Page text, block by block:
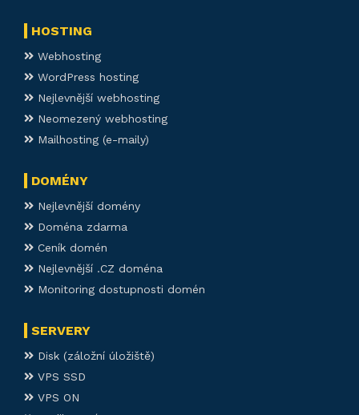
HOSTING
Webhosting
WordPress hosting
Nejlevnější webhosting
Neomezený webhosting
Mailhosting (e-maily)
DOMÉNY
Nejlevnější domény
Doména zdarma
Ceník domén
Nejlevnější .CZ doména
Monitoring dostupnosti domén
SERVERY
Disk (záložní úložiště)
VPS SSD
VPS ON